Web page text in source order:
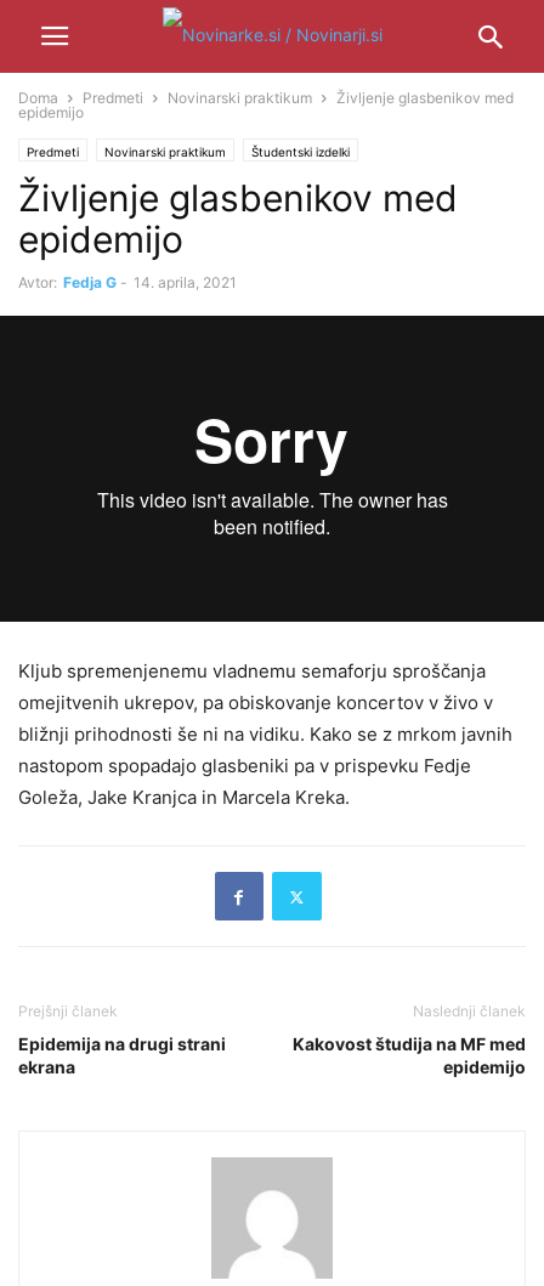
Doma Predmeti Novinarski praktikum
Življenje glasbenikov med
epidemijo
Predmeti Novinarski praktikum Študentski izdelki
Življenje glasbenikov med
epidemijo
Avtor: Fedja G - 14. aprila, 2021
Kljub spremenjenemu vladnemu semaforju sproščanja
omejitvenih ukrepov, pa obiskovanje koncertov v živo v
bližnji prihodnosti še ni na vidiku. Kako se z mrkom javnih
nastopom spopadajo glasbeniki pa v prispevku Fedje
Goleža, Jake Kranjca in Marcela Kreka.
Prejšnji članek
Epidemija na drugi strani
ekrana
Naslednji članek
Kakovost študija na MF med
epidemijo